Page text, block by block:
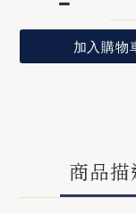
加入購物
商品描